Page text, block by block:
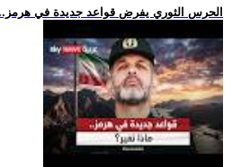
.. الحرس الثوري يفرض قواعد جديدة في هرمز..